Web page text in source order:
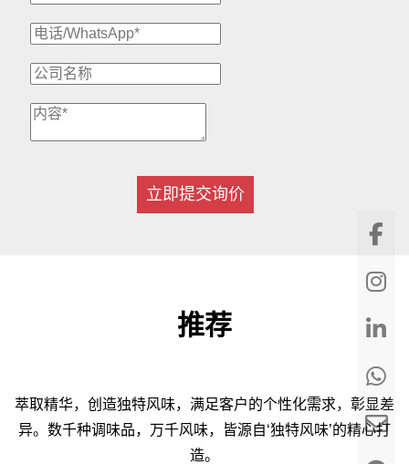
立即提交询价
推荐
萃取精华，创造独特风味，满足客户的个性化需求，彰显差
异。数千种调味品，万千风味，皆源自‘独特风味’的精心打
造。